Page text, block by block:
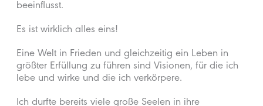
beeinflusst.
Es ist wirklich alles eins!
Eine Welt in Frieden und gleichzeitig ein Leben in
größter Erfüllung zu führen sind Visionen, für die ich
lebe und wirke und die ich verkörpere.
Ich durfte bereits viele große Seelen in ihre